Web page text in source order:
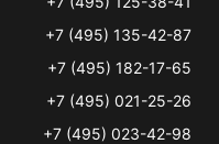
+7 (495) 135-42-87
+7 (495) 182-17-65
+7 (495) 021-25-26
+7 (495) 023-42-98